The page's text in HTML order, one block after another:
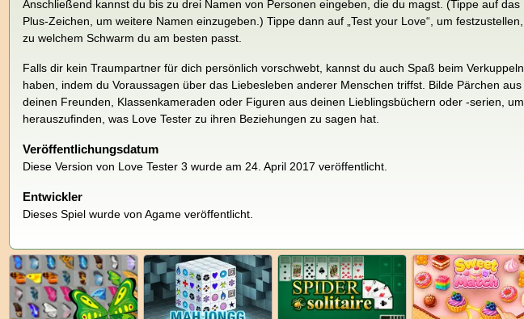
Anschließend kannst du bis zu drei Namen von Personen eingeben, die du magst. (Tippe auf das
Plus-Zeichen, um weitere Namen einzugeben.) Tippe dann auf „Test your Love“, um festzustellen,
zu welchem Schwarm du am besten passt.
Falls dir kein Traumpartner für dich persönlich vorschwebt, kannst du auch Spaß beim Verkuppeln
haben, indem du Voraussagen über das Liebesleben anderer Menschen triffst. Bilde Pärchen aus
deinen Freunden, Klassenkameraden oder Figuren aus deinen Lieblingsbüchern oder -serien, um
herauszufinden, was Love Tester zu ihren Beziehungen zu sagen hat.
Veröffentlichungsdatum
Diese Version von Love Tester 3 wurde am 24. April 2017 veröffentlicht.
Entwickler
Dieses Spiel wurde von Agame veröffentlicht.